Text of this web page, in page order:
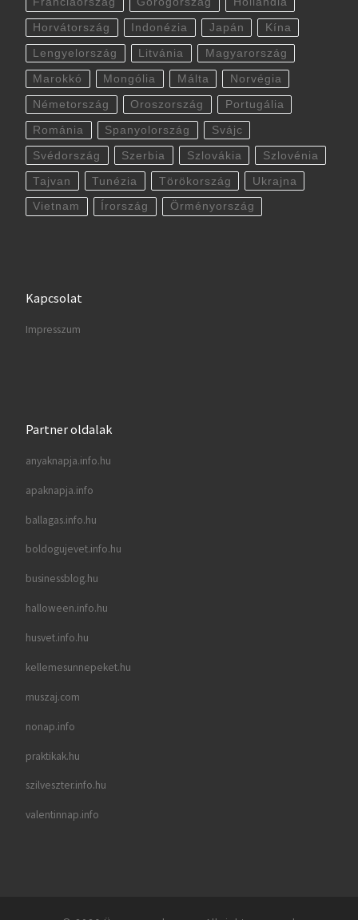
Horvátország Indonézia Japán Kína
Lengyelország Litvánia Magyarország
Marokkó Mongólia Málta Norvégia
Németország Oroszország Portugália
Románia Spanyolország Svájc
Svédország Szerbia Szlovákia Szlovénia
Tajvan Tunézia Törökország Ukrajna
Vietnam Írország Örményország
Kapcsolat
Impresszum
Partner oldalak
anyaknapja.info.hu
apaknapja.info
ballagas.info.hu
boldogujevet.info.hu
businessblog.hu
halloween.info.hu
husvet.info.hu
kellemesunnepeket.hu
muszaj.com
nonap.info
praktikak.hu
szilveszter.info.hu
valentinnap.info